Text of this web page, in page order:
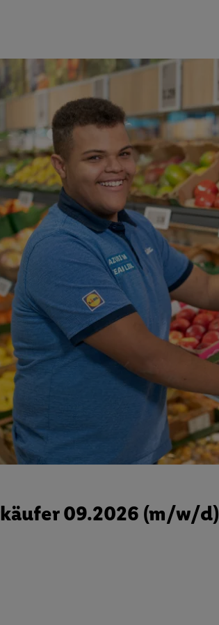
09.2026 (m/w/d)